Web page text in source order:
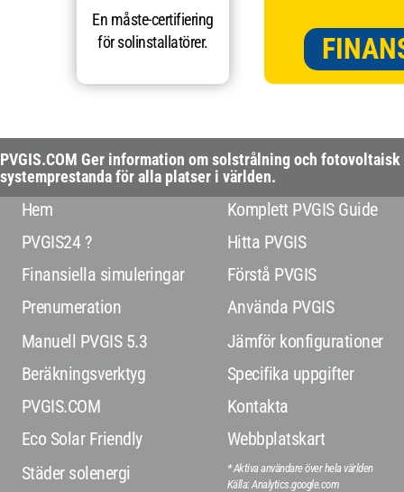
En måste-certifiering
för solinstallatörer.
PVGIS.COM Ger information om solstrålning och fotovoltaisk
systemprestanda för alla platser i världen.
Hem
PVGIS24 ?
Finansiella simuleringar
Prenumeration
Manuell PVGIS 5.3
Beräkningsverktyg
PVGIS.COM
Eco Solar Friendly
Städer solenergi
Komplett PVGIS Guide
Hitta PVGIS
Förstå PVGIS
Använda PVGIS
Jämför konfigurationer
Specifika uppgifter
Kontakta
Webbplatskart
* Aktiva användare över hela världen
Källa: Analytics.google.com